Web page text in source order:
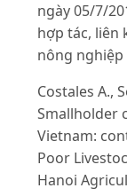
ngày 05/7/
hợp tác, liên
nông nghiệp
Costales A.,
Smallholder
Vietnam:
Poor
Hanoi